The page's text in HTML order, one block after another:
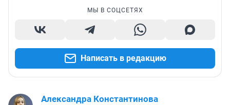
МЫ В СОЦСЕТЯХ
Написать в редакцию
Александра Константинова